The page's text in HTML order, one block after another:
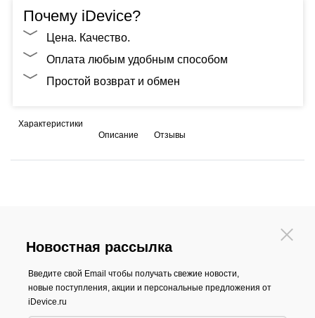
Почему iDevice?
Цена. Качество.
Оплата любым удобным способом
Простой возврат и обмен
Описание
Характеристики
Отзывы
Новостная рассылка
Введите свой Email чтобы получать свежие новости,
новые поступления, акции и персональные предложения от
iDevice.ru